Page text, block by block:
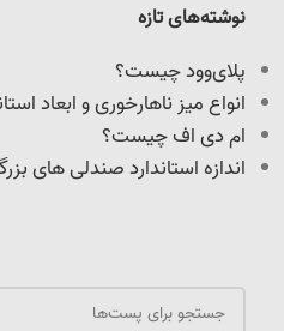
نوشته‌های تازه
پلای‌وود چیست؟
انواع میز ناهارخوری و ابعاد
ام دی اف چیست؟
اندازه استاندارد صندلی های